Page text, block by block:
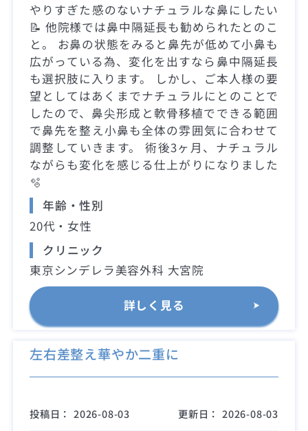
やりすぎた感のないナチュラルな鼻にしたい
📝 他院様では鼻中隔延長も勧められたとのこ
と。 お鼻の状態をみると鼻先が低めて小鼻も
広がっている為、変化を出すなら鼻中隔延長
も選択肢に入ります。 しかし、ご本人様の要
望としてはあくまでナチュラルにとのことで
したので、鼻尖形成と軟骨移植でできる範囲
で鼻先を整え小鼻も全体の雰囲気に合わせて
調整していきます。 術後3ヶ月、ナチュラル
ながらも変化を感じる仕上がりになりました
🫧
年齢・性別
20代・女性
クリニック
東京シンデレラ美容外科 大宮院
詳しく見る
左右差整え華やか二重に
投稿日： 2026-08-03 更新日： 2026-08-03